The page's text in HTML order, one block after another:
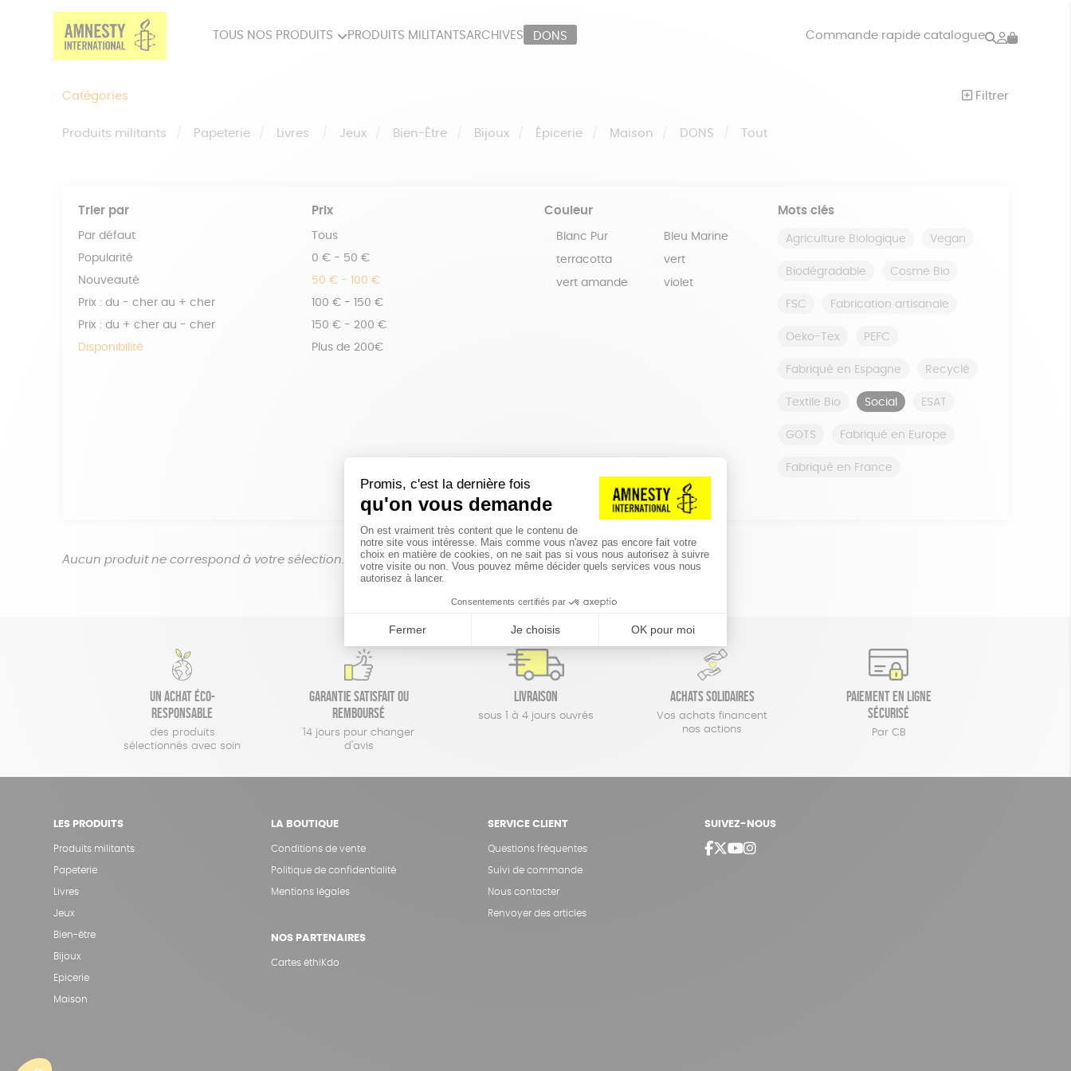
TOUS NOS PRODUITS PRODUITS MILITANTSARCHIVES DONS Commande rapide catalogue Rechercher
Mon
Catégories Filtrer
Produits militants Papeterie Livres Jeux Bien-Être Bijoux Épicerie Maison DONS Tout
Trier par
Par défaut
Popularité
Nouveauté
Prix : du - cher au + cher
Prix : du + cher au - cher
Disponibilité
Prix
Tous
0 € - 50 €
50 € - 100 €
100 € - 150 €
150 € - 200 €
Plus de 200€
Couleur
Blanc Pur Bleu Marine
terracotta vert
vert amande violet
Mots clés
Agriculture Biologique Vegan
Biodégradable Cosme Bio
FSC Fabrication artisanale
Oeko-Tex PEFC
Fabriqué en Espagne Recyclé
Textile Bio Social ESAT
GOTS Fabriqué en Europe
Fabriqué en France
Aucun produit ne correspond à votre sélection.
Un achat éco-
responsable
des produits
sélectionnés avec soin
Garantie satisfait ou
remboursé
14 jours pour changer
d'avis
Livraison
sous 1 à 4 jours ouvrés
Achats solidaires
Vos achats financent
nos actions
Paiement en ligne
sécurisé
Par CB
LES PRODUITS
Produits militants
Papeterie
Livres
Jeux
Bien-être
Bijoux
Epicerie
Maison
LA BOUTIQUE
Conditions de vente
Politique de confidentialité
Mentions légales
NOS PARTENAIRES
Cartes éthiKdo
SERVICE CLIENT
Questions fréquentes
Suivi de commande
Nous contacter
Renvoyer des articles
SUIVEZ-NOUS